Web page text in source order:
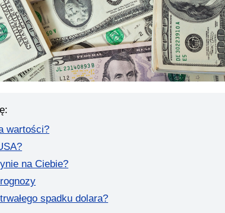
wartości?
na Ciebie?
spadku dolara?